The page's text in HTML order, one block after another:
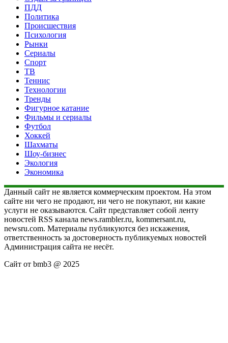
ПДД
Политика
Происшествия
Психология
Рынки
Сериалы
Спорт
ТВ
Теннис
Технологии
Тренды
Фигурное катание
Фильмы и сериалы
Футбол
Хоккей
Шахматы
Шоу-бизнес
Экология
Экономика
Данный сайт не является коммерческим проектом. На этом
сайте ни чего не продают, ни чего не покупают, ни какие
услуги не оказываются. Сайт представляет собой ленту
новостей RSS канала news.rambler.ru, kommersant.ru,
newsru.com. Материалы публикуются без искажения,
ответственность за достоверность публикуемых новостей
Администрация сайта не несёт.
Сайт от bmb3 @ 2025